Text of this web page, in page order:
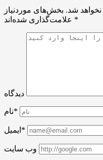
شد. بخش‌های موردنیاز
*
دیدگاه
نام*
ایمیل*
وب سایت